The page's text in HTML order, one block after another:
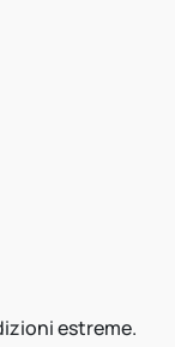
estreme.